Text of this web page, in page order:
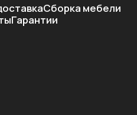
Сборка мебели
Гарантии